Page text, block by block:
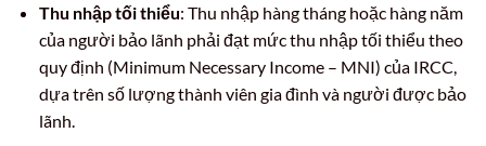
Thu nhập tối thiểu: Thu nhập hàng tháng hoặc hàng năm
của người bảo lãnh phải đạt mức thu nhập tối thiểu theo
quy định (Minimum Necessary Income – MNI) của IRCC,
dựa trên số lượng thành viên gia đình và người được bảo
lãnh.